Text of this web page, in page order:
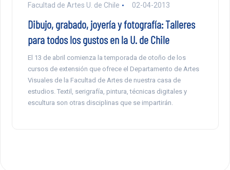
Facultad de Artes U. de Chile 02-04-2013
Dibujo, grabado, joyería y fotografía: Talleres
para todos los gustos en la U. de Chile
El 13 de abril comienza la temporada de otoño de los
cursos de extensión que ofrece el Departamento de Artes
Visuales de la Facultad de Artes de nuestra casa de
estudios. Textil, serigrafía, pintura, técnicas digitales y
escultura son otras disciplinas que se impartirán.